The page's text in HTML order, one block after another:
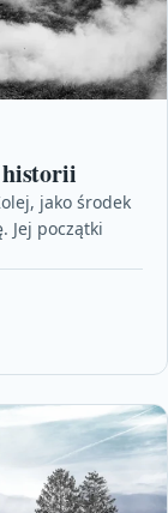
historii
jako środek
Jej początki